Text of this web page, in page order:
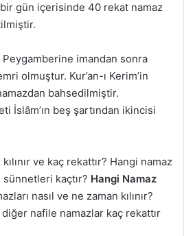
bir gün içerisinde 40 rekat namaz
Peygamberine imandan sonra
olmuştur. Kur’an-ı Kerim’in
bahsedilmiştir.
İslâm’ın beş şartından ikincisi
ve kaç rekattır? Hangi namaz
sünnetleri kaçtır? Hangi Namaz
nasıl ve ne zaman kılınır?
diğer nafile namazlar kaç rekattır